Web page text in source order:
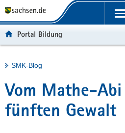
t
b
e
r
g
u
n
h
a
e
v
c
e
Portalübergreifende
Portal Bildung
Hauptinhalt
SMK-Blog
Vom Mathe-
fünften Gewalt